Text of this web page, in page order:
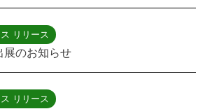
リリース
のお知らせ
リリース